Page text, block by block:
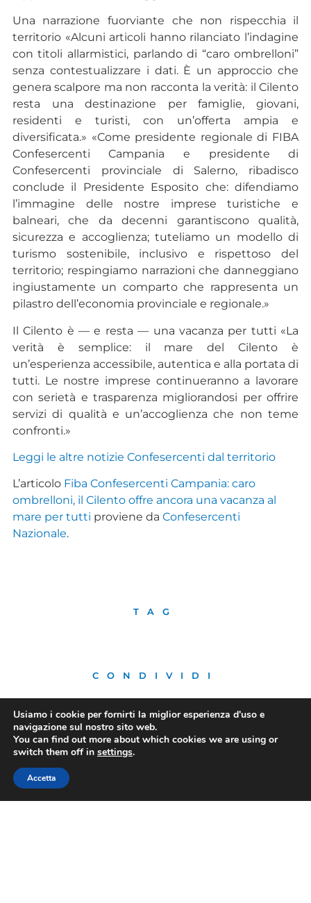
Una narrazione fuorviante che non rispecchia il
territorio «Alcuni articoli hanno rilanciato l’indagine
con titoli allarmistici, parlando di “caro ombrelloni”
senza contestualizzare i dati. È un approccio che
genera scalpore ma non racconta la verità: il Cilento
resta una destinazione per famiglie, giovani,
residenti e turisti, con un’offerta ampia e
diversificata.» «Come presidente regionale di FIBA
Confesercenti Campania e presidente di
Confesercenti provinciale di Salerno, ribadisco
conclude il Presidente Esposito che: difendiamo
l’immagine delle nostre imprese turistiche e
balneari, che da decenni garantiscono qualità,
sicurezza e accoglienza; tuteliamo un modello di
turismo sostenibile, inclusivo e rispettoso del
territorio; respingiamo narrazioni che danneggiano
ingiustamente un comparto che rappresenta un
pilastro dell’economia provinciale e regionale.»
Il Cilento è — e resta — una vacanza per tutti «La
verità è semplice: il mare del Cilento è
un’esperienza accessibile, autentica e alla portata di
tutti. Le nostre imprese continueranno a lavorare
con serietà e trasparenza migliorandosi per offrire
servizi di qualità e un’accoglienza che non teme
confronti.»
Leggi le altre notizie Confesercenti dal territorio
L’articolo Fiba Confesercenti Campania: caro
ombrelloni, il Cilento offre ancora una vacanza al
mare per tutti proviene da Confesercenti
Nazionale.
TAG
CONDIVIDI
PRECEDENTE
Usiamo i cookie per fornirti la miglior esperienza d'uso e
navigazione sul nostro sito web.
You can find out more about which cookies we are using or
switch them off in settings.
Accetta